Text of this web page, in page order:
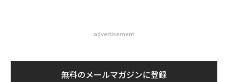
advertisement
無料のメールマガジンに登録